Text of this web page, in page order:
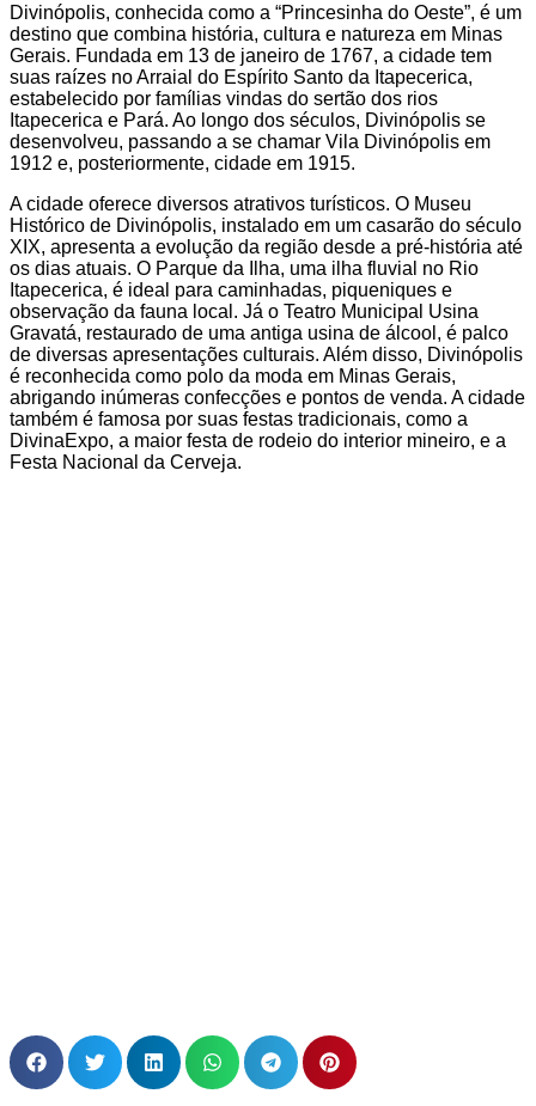
Divinópolis, conhecida como a “Princesinha do Oeste”, é um
destino que combina história, cultura e natureza em Minas
Gerais. Fundada em 13 de janeiro de 1767, a cidade tem
suas raízes no Arraial do Espírito Santo da Itapecerica,
estabelecido por famílias vindas do sertão dos rios
Itapecerica e Pará. Ao longo dos séculos, Divinópolis se
desenvolveu, passando a se chamar Vila Divinópolis em
1912 e, posteriormente, cidade em 1915.
A cidade oferece diversos atrativos turísticos. O Museu
Histórico de Divinópolis, instalado em um casarão do século
XIX, apresenta a evolução da região desde a pré-história até
os dias atuais. O Parque da Ilha, uma ilha fluvial no Rio
Itapecerica, é ideal para caminhadas, piqueniques e
observação da fauna local. Já o Teatro Municipal Usina
Gravatá, restaurado de uma antiga usina de álcool, é palco
de diversas apresentações culturais. Além disso, Divinópolis
é reconhecida como polo da moda em Minas Gerais,
abrigando inúmeras confecções e pontos de venda. A cidade
também é famosa por suas festas tradicionais, como a
DivinaExpo, a maior festa de rodeio do interior mineiro, e a
Festa Nacional da Cerveja.